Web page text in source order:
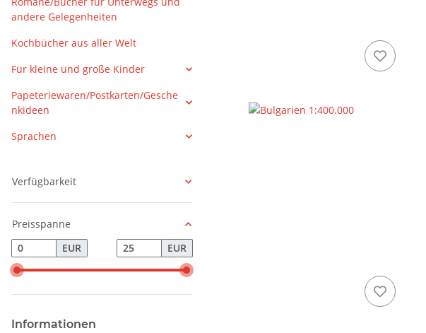
andere Gelegenheiten
Kochbücher aus aller Welt
Für kleine und große Kinder
Papeteriewaren/Postkarten/Gesche
nkideen
Sprachen
Verfügbarkeit
Preisspanne
EUR
EUR
Informationen